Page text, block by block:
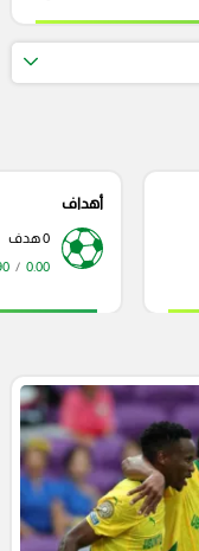
أهداف
0 هدف
0.00
/
90